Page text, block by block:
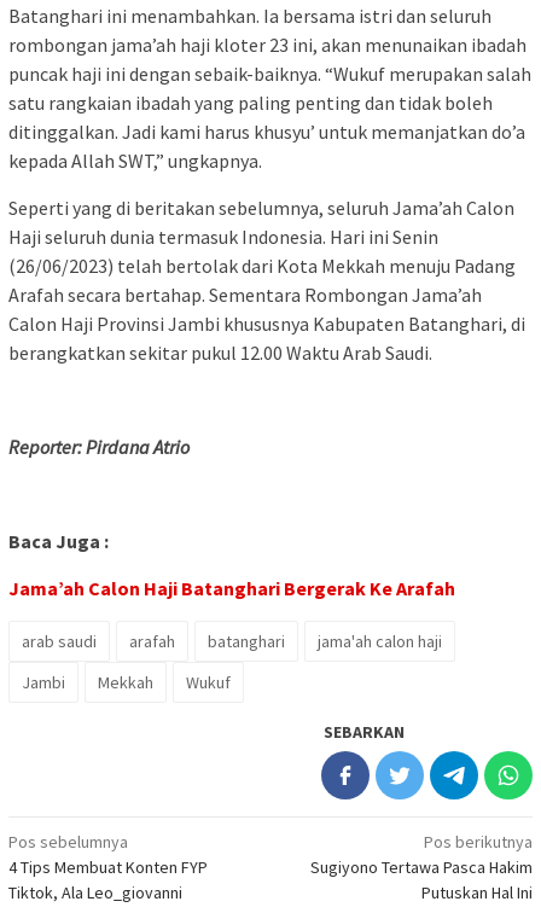
Batanghari ini menambahkan. Ia bersama istri dan seluruh
rombongan jama’ah haji kloter 23 ini, akan menunaikan ibadah
puncak haji ini dengan sebaik-baiknya. “Wukuf merupakan salah
satu rangkaian ibadah yang paling penting dan tidak boleh
ditinggalkan. Jadi kami harus khusyu’ untuk memanjatkan do’a
kepada Allah SWT,” ungkapnya.
Seperti yang di beritakan sebelumnya, seluruh Jama’ah Calon
Haji seluruh dunia termasuk Indonesia. Hari ini Senin
(26/06/2023) telah bertolak dari Kota Mekkah menuju Padang
Arafah secara bertahap. Sementara Rombongan Jama’ah
Calon Haji Provinsi Jambi khususnya Kabupaten Batanghari, di
berangkatkan sekitar pukul 12.00 Waktu Arab Saudi.
Reporter: Pirdana Atrio
Baca Juga :
Jama’ah Calon Haji Batanghari Bergerak Ke Arafah
arab saudi arafah batanghari
jama'ah calon haji
Jambi
Mekkah Wukuf
SEBARKAN
Navigasi
pos
Pos sebelumnya
4 Tips Membuat Konten FYP
Tiktok, Ala Leo_giovanni
Pos berikutnya
Sugiyono Tertawa Pasca Hakim
Putuskan Hal Ini